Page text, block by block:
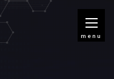
menu